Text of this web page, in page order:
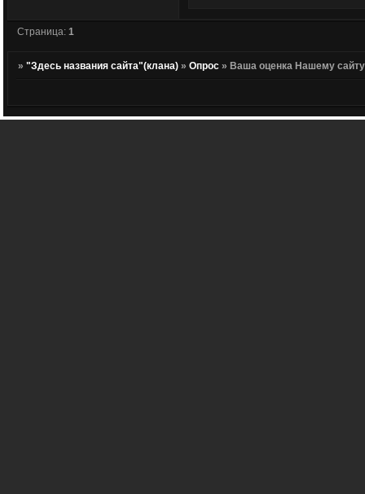
Страница:1
»"Здесь названия сайта"(клана) »Опрос » Ваша оценка Нашему сайту